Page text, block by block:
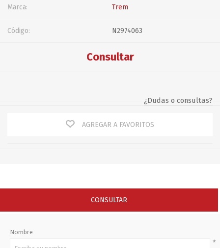
Marca: Trem
Código: N2974063
Consultar
¿Dudas o consultas?
AGREGAR A FAVORITOS
CONSULTAR
Nombre
*